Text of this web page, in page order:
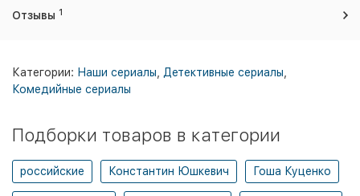
Отзывы 1
Категории: Наши сериалы Детективные сериалы
Комедийные сериалы
Подборки товаров в категории
российские Константин Юшкевич Гоша Куценко